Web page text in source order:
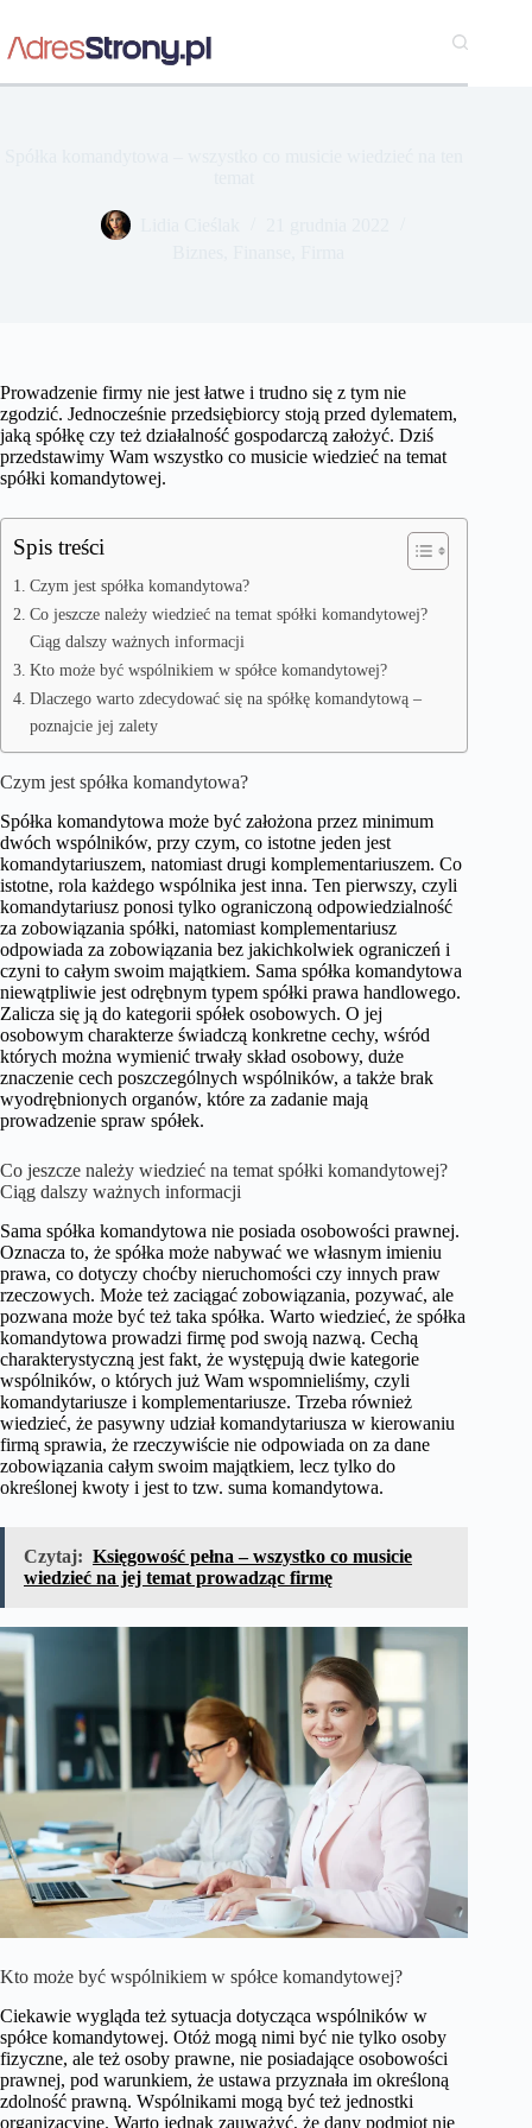
treści
Prowadzenie firmy nie jest łatwe i trudno się z tym nie
zgodzić. Jednocześnie przedsiębiorcy stoją przed dylematem,
jaką spółkę czy też działalność gospodarczą założyć. Dziś
przedstawimy Wam wszystko co musicie wiedzieć na temat
spółki komandytowej.
Spis treści
Czym jest spółka komandytowa?
Co jeszcze należy wiedzieć na temat spółki komandytowej?
Ciąg dalszy ważnych informacji
Kto może być wspólnikiem w spółce komandytowej?
Dlaczego warto zdecydować się na spółkę komandytową –
poznajcie jej zalety
Czym jest spółka komandytowa?
Spółka komandytowa może być założona przez minimum
dwóch wspólników, przy czym, co istotne jeden jest
komandytariuszem, natomiast drugi komplementariuszem. Co
istotne, rola każdego wspólnika jest inna. Ten pierwszy, czyli
komandytariusz ponosi tylko ograniczoną odpowiedzialność
za zobowiązania spółki, natomiast komplementariusz
odpowiada za zobowiązania bez jakichkolwiek ograniczeń i
czyni to całym swoim majątkiem. Sama spółka komandytowa
niewątpliwie jest odrębnym typem spółki prawa handlowego.
Zalicza się ją do kategorii spółek osobowych. O jej
osobowym charakterze świadczą konkretne cechy, wśród
których można wymienić trwały skład osobowy, duże
znaczenie cech poszczególnych wspólników, a także brak
wyodrębnionych organów, które za zadanie mają
prowadzenie spraw spółek.
Co jeszcze należy wiedzieć na temat spółki komandytowej?
Ciąg dalszy ważnych informacji
Sama spółka komandytowa nie posiada osobowości prawnej.
Oznacza to, że spółka może nabywać we własnym imieniu
prawa, co dotyczy choćby nieruchomości czy innych praw
rzeczowych. Może też zaciągać zobowiązania, pozywać, ale
pozwana może być też taka spółka. Warto wiedzieć, że spółka
komandytowa prowadzi firmę pod swoją nazwą. Cechą
charakterystyczną jest fakt, że występują dwie kategorie
wspólników, o których już Wam wspomnieliśmy, czyli
komandytariusze i komplementariusze. Trzeba również
wiedzieć, że pasywny udział komandytariusza w kierowaniu
firmą sprawia, że rzeczywiście nie odpowiada on za dane
zobowiązania całym swoim majątkiem, lecz tylko do
określonej kwoty i jest to tzw. suma komandytowa.
Czytaj: Księgowość pełna – wszystko co musicie
wiedzieć na jej temat prowadząc firmę
Kto może być wspólnikiem w spółce komandytowej?
Ciekawie wygląda też sytuacja dotycząca wspólników w
spółce komandytowej. Otóż mogą nimi być nie tylko osoby
fizyczne, ale też osoby prawne, nie posiadające osobowości
prawnej, pod warunkiem, że ustawa przyznała im określoną
zdolność prawną. Wspólnikami mogą być też jednostki
organizacyjne. Warto jednak zauważyć, że dany podmiot nie